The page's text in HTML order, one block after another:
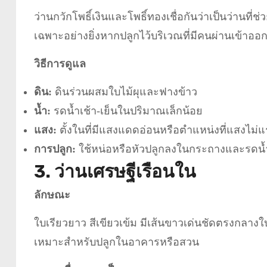
ว่านกวักโพธิ์เงินและโพธิ์ทองเชื่อกันว่าเป็นว่านที่
เฉพาะอย่างยิ่งหากปลูกไว้บริเวณที่มีคนผ่านเข้าออ
วิธีการดูแล
ดิน: ดินร่วนผสมใบไม้ผุและฟางข้าว
น้ำ: รดน้ำเช้า-เย็นในปริมาณเล็กน้อย
แสง: ตั้งในที่มีแสงแดดอ่อนหรือตำแหน่งที่แสงไม่
การปลูก: ใช้หน่อหรือหัวปลูกลงในกระถางและรด
3. ว่านเศรษฐีเรือนใน
ลักษณะ
ใบเรียวยาว สีเขียวเข้ม มีเส้นขาวเด่นชัดตรงกลา
เหมาะสำหรับปลูกในอาคารหรือสวน